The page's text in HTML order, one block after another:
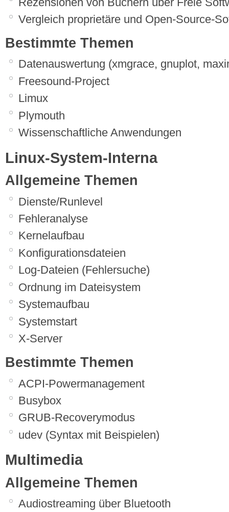
Vergleich proprietäre und Open-Source-
Bestimmte Themen
Datenauswertung (xmgrace, gnuplot,
Freesound-Project
Limux
Plymouth
Wissenschaftliche Anwendungen
Linux-System-Interna
Allgemeine Themen
Dienste/Runlevel
Fehleranalyse
Kernelaufbau
Konfigurationsdateien
Log-Dateien (Fehlersuche)
Ordnung im Dateisystem
Systemaufbau
Systemstart
X-Server
Bestimmte Themen
ACPI-Powermanagement
Busybox
GRUB-Recoverymodus
udev (Syntax mit Beispielen)
Multimedia
Allgemeine Themen
Audiostreaming über Bluetooth